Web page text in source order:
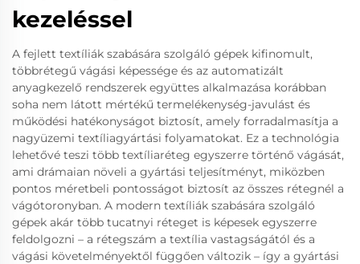
kezeléssel
A fejlett textíliák szabására szolgáló gépek kifinomult,
többrétegű vágási képessége és az automatizált
anyagkezelő rendszerek együttes alkalmazása korábban
soha nem látott mértékű termelékenység-javulást és
működési hatékonyságot biztosít, amely forradalmasítja a
nagyüzemi textíliagyártási folyamatokat. Ez a technológia
lehetővé teszi több textíliaréteg egyszerre történő vágását,
ami drámaian növeli a gyártási teljesítményt, miközben
pontos méretbeli pontosságot biztosít az összes rétegnél a
vágótoronyban. A modern textíliák szabására szolgáló
gépek akár több tucatnyi réteget is képesek egyszerre
feldolgozni – a rétegszám a textília vastagságától és a
vágási követelményektől függően változik – így a gyártási